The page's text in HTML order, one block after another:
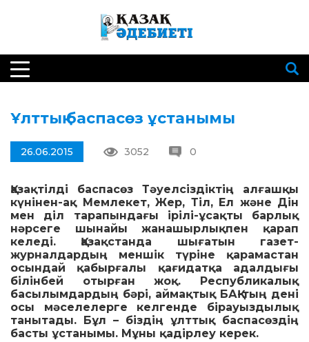
Ұлттық баспасөз ұстанымы
26.06.2015 3052 0
Қазақтілді баспасөз Тәуел­сіз­діктің алғашқы
күнінен-ақ Мемлекет, Жер, Тіл, Ел және Дін
мен діл тара­пын­дағы ірілі-ұсақты барлық
нәрсеге шынайы жанашыр­лықпен қарап
келеді. Қазақстанда шығатын газет-
журналдардың меншік түріне қарамастан
осындай қабырғалы қағидатқа адалдығы
білінбей отырған жоқ. Республикалық
басылымдардың бәрі, аймақтық БАҚ-тың дені
осы мәселелерге келгенде бірауыздылық
танытады. Бұл – біздің ұлттық баспасөздің
басты ұстанымы. Мұны қадірлеу керек.